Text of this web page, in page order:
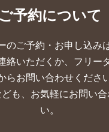
ご予約について
のご予約・お申し込み
絡いただくか、 フリー
らお問い合わせくださ
も、お気軽にお問い合
い。